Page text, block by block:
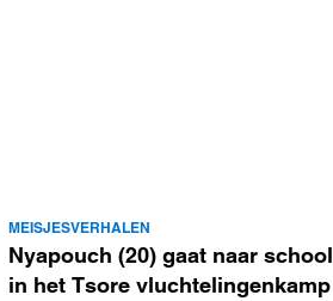
MEISJESVERHALEN
Nyapouch (20) gaat naar school
in het Tsore vluchtelingenkamp
meer